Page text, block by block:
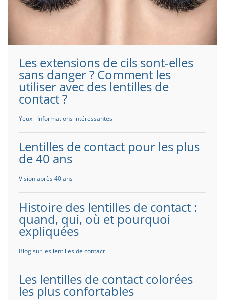
Les extensions de cils sont-elles
sans danger ? Comment les
utiliser avec des lentilles de
contact ?
Yeux - Informations intéressantes
Lentilles de contact pour les plus
de 40 ans
Vision après 40 ans
Histoire des lentilles de contact :
quand, qui, où et pourquoi
expliquées
Blog sur les lentilles de contact
Les lentilles de contact colorées
les plus confortables